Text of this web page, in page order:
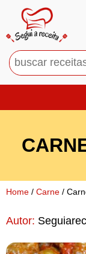
Mousses
Cupcakes
Home / Carne /
Autor: